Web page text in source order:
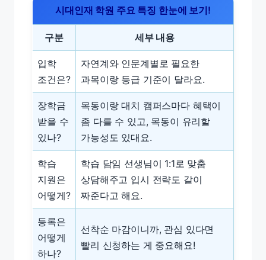
시대인재 학원 주요 특징 한눈에 보기!
구분 세부 내용
입학
조건은?
자연계와 인문계별로 필요한
과목이랑 등급 기준이 달라요.
장학금
받을 수
있나?
목동이랑 대치 캠퍼스마다 혜택이
좀 다를 수 있고, 목동이 유리할
가능성도 있대요.
학습
지원은
어떻게?
학습 담임 선생님이 1:1로 맞춤
상담해주고 입시 전략도 같이
짜준다고 해요.
등록은
어떻게
하나?
선착순 마감이니까, 관심 있다면
빨리 신청하는 게 중요해요!